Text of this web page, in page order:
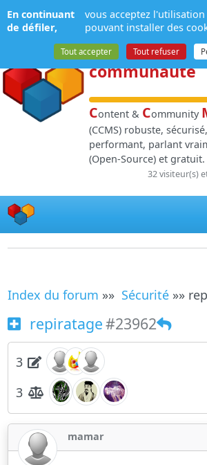
NPDS:
contenuet de
communauté
Content & Community
(CCMS) robuste,
performant, parlant
(Open-Source) et gratuit.
32 visiteur(s)
Index du forum »» Sécurité»»
repiratage#23962
3
3
mamar
Panneau de gestion des cookies
En continuant
de défiler,
vous acceptez
pouvant installer des
Tout accepter Tout refuser